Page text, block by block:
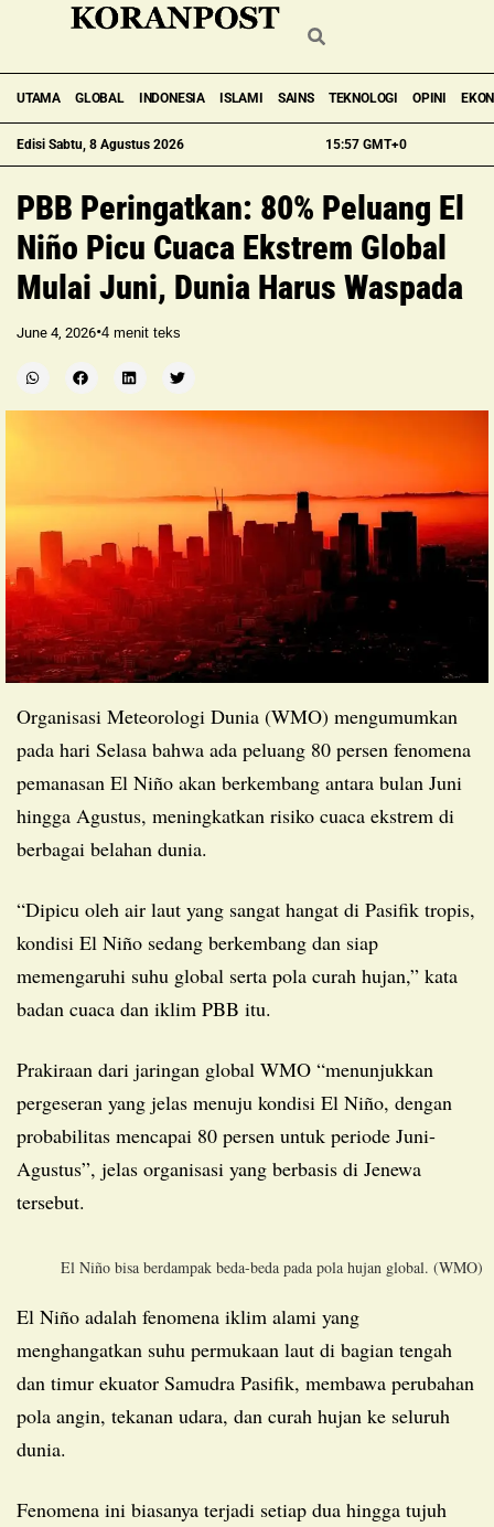
Edisi Sabtu, 8 Agustus 2026 15:57 GMT+0
UTAMA GLOBAL INDONESIA ISLAMI SAINS TEKNOLOGI OPINI
PBB Peringatkan: 80% Peluang El
Niño Picu Cuaca Ekstrem Global
Mulai Juni, Dunia Harus Waspada
June 4, 2026•4 menit teks
Organisasi Meteorologi Dunia (WMO) mengumumkan
pada hari Selasa bahwa ada peluang 80 persen fenomena
pemanasan El Niño akan berkembang antara bulan Juni
hingga Agustus, meningkatkan risiko cuaca ekstrem di
berbagai belahan dunia.
“Dipicu oleh air laut yang sangat hangat di Pasifik tropis,
kondisi El Niño sedang berkembang dan siap
memengaruhi suhu global serta pola curah hujan,” kata
badan cuaca dan iklim PBB itu.
Prakiraan dari jaringan global WMO “menunjukkan
pergeseran yang jelas menuju kondisi El Niño, dengan
probabilitas mencapai 80 persen untuk periode Juni-
Agustus”, jelas organisasi yang berbasis di Jenewa
tersebut.
El Niño bisa berdampak beda-beda pada pola hujan global. (WMO)
El Niño adalah fenomena iklim alami yang
menghangatkan suhu permukaan laut di bagian tengah
dan timur ekuator Samudra Pasifik, membawa perubahan
pola angin, tekanan udara, dan curah hujan ke seluruh
dunia.
Fenomena ini biasanya terjadi setiap dua hingga tujuh